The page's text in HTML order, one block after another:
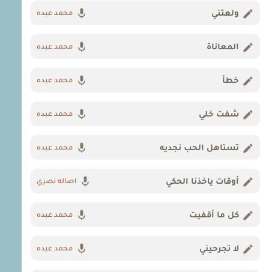
ولعتني محمد عبده
المعاناة محمد عبده
خطأ محمد عبده
شفت خلي محمد عبده
تستاهل الحب نجديه محمد عبده
أوقات ياخذنا الحكي اصاله نصري
كل ما أقفيت محمد عبده
لا تجرحيني محمد عبده